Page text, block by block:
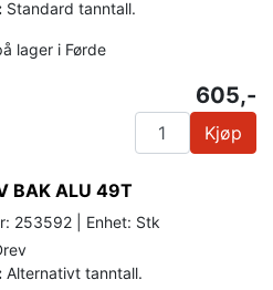
Standard tanntall.
lager i Førde
605,-
Kjøp
BAK ALU 49T
253592 | Enhet: Stk
Alternativt tanntall.